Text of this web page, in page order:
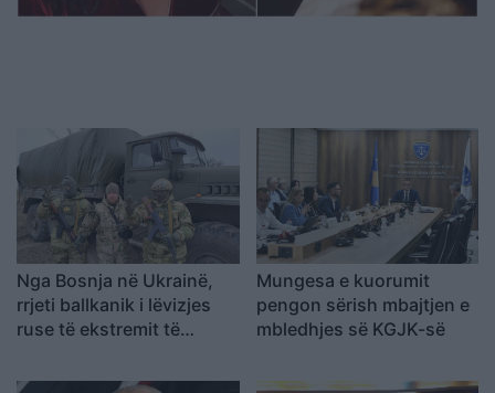
Nga Bosnja në Ukrainë,
rrjeti ballkanik i lëvizjes
ruse të ekstremit të
Mungesa e kuorumit
pengon sërish mbajtjen e
mbledhjes së KGJK-së